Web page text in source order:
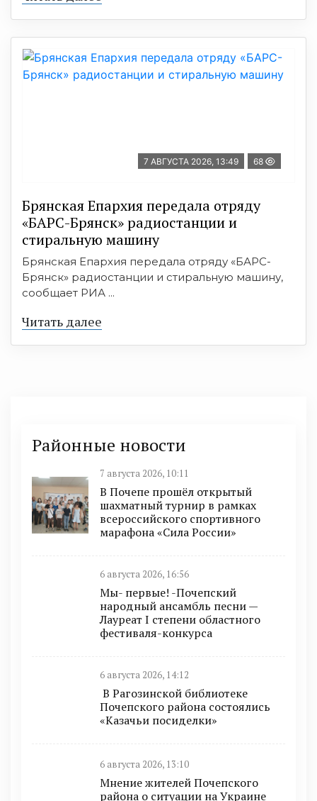
7 АВГУСТА 2026, 13:49 68
Брянская Епархия передала отряду
«БАРС-Брянск» радиостанции и
стиральную машину
Брянская Епархия передала отряду «БАРС-
Брянск» радиостанции и стиральную машину,
сообщает РИА ...
Читать далее
Районные новости
7 августа 2026, 10:11
В Почепе прошёл открытый
шахматный турнир в рамках
всероссийского спортивного
марафона «Сила России»
6 августа 2026, 16:56
Мы- первые! -Почепский
народный ансамбль песни —
Лауреат I степени областного
фестиваля-конкурса
6 августа 2026, 14:12
В Рагозинской библиотеке
Почепского района состоялись
«Казачьи посиделки»
6 августа 2026, 13:10
Мнение жителей Почепского
района о ситуации на Украине